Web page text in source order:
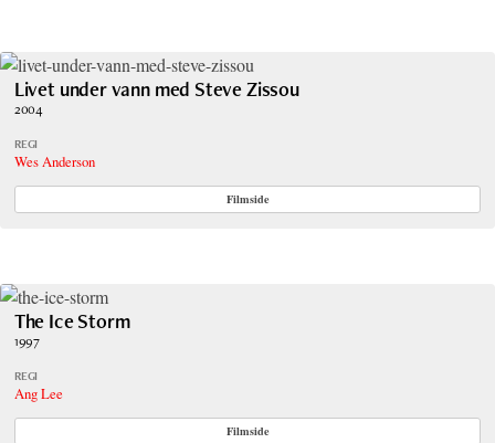
Livet under vann med Steve Zissou
2004
REGI
Wes Anderson
Filmside
The Ice Storm
1997
REGI
Ang Lee
Filmside